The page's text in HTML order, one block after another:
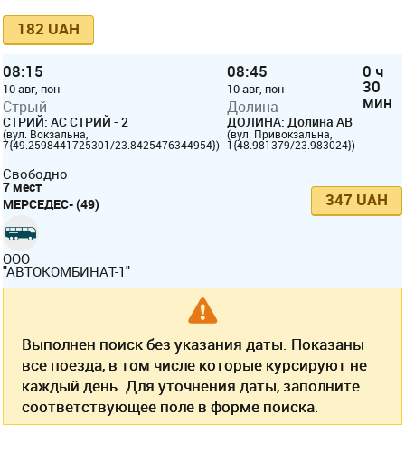
182 UAH
08:15
10 авг, пон
Стрый
СТРИЙ: АС СТРИЙ - 2
(вул. Вокзальна,
7{49.2598441725301/23.8425476344954})
08:45
10 авг, пон
Долина
ДОЛИНА: Долина АВ
(вул. Привокзальна,
1{48.981379/23.983024})
0 ч
30
мин
Свободно
7 мест
МЕРСЕДЕС- (49)
ООО
"АВТОКОМБИНАТ-1"
347 UAH
Выполнен поиск без указания даты. Показаны
все поезда, в том числе которые курсируют не
каждый день. Для уточнения даты, заполните
соответствующее поле в форме поиска.